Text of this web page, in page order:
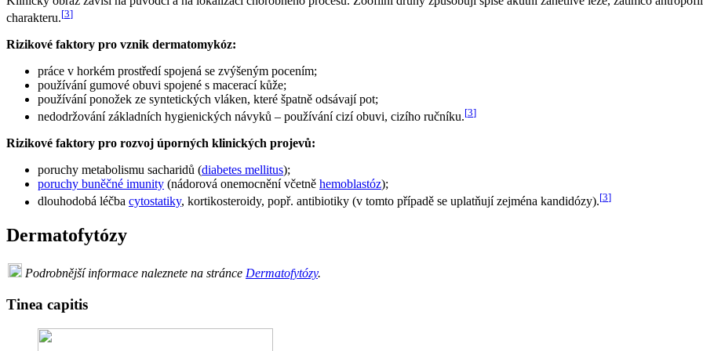
charakteru.[3]
Rizikové faktory pro vznik dermatomykóz:
práce v horkém prostředí spojená se zvýšeným pocením;
používání gumové obuvi spojené s macerací kůže;
používání ponožek ze syntetických vláken, které špatně odsávají pot;
nedodržování základních hygienických návyků – používání cizí obuvi, cizího ručníku.[3]
Rizikové faktory pro rozvoj úporných klinických projevů:
poruchy metabolismu sacharidů (diabetes mellitus);
poruchy buněčné imunity (nádorová onemocnění včetně hemoblastóz);
dlouhodobá léčba cytostatiky, kortikosteroidy, popř. antibiotiky (v tomto případě se uplatňují zejména kandidózy).[3]
Dermatofytózy
Podrobnější informace naleznete na stránce Dermatofytózy.
Tinea capitis